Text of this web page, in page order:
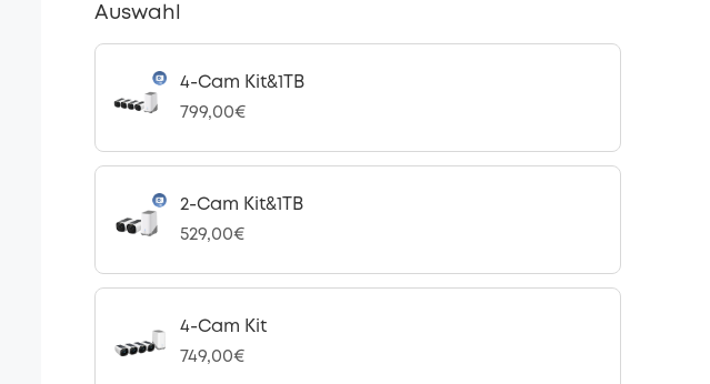
Auswahl
4-Cam Kit&1TB
799,00€
2-Cam Kit&1TB
529,00€
4-Cam Kit
749,00€